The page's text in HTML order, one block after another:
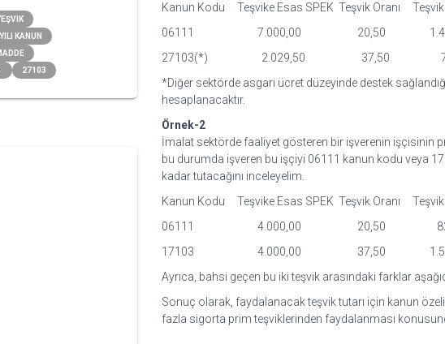
KANUN
27103
Kanun Kodu Teşvike Esas SPEK Teşvik Oranı Teşvik
06111 7.000,00 20,50
27103(*) 2.029,50 37,50
*Diğer sektörde asgari ücret düzeyinde destek
hesaplanacaktır.
Örnek-2
İmalat sektörde faaliyet gösteren bir işverenin işçisinin
bu durumda işveren bu işçiyi 06111 kanun kodu veya
kadar tutacağını inceleyelim.
Kanun Kodu Teşvike Esas SPEK Teşvik Oranı Teşvik
06111 4.000,00 20,50
17103 4.000,00 37,50
Ayrıca, bahsi geçen bu iki teşvik arasındaki farklar
Sonuç olarak, faydalanacak teşvik tutarı için kanun
fazla sigorta prim teşviklerinden faydalanması